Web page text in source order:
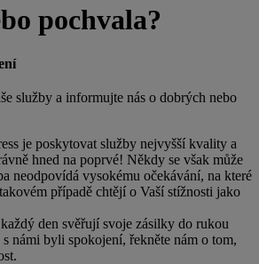
pochvala?
služby a informujte nás o dobrých nebo
je poskytovat služby nejvyšší kvality a
hned na poprvé! Někdy se však může
neodpovídá vysokému očekávání, na které
případě chtějí o Vaší stížnosti jako
den svěřují svoje zásilky do rukou
námi byli spokojení, řekněte nám o tom,